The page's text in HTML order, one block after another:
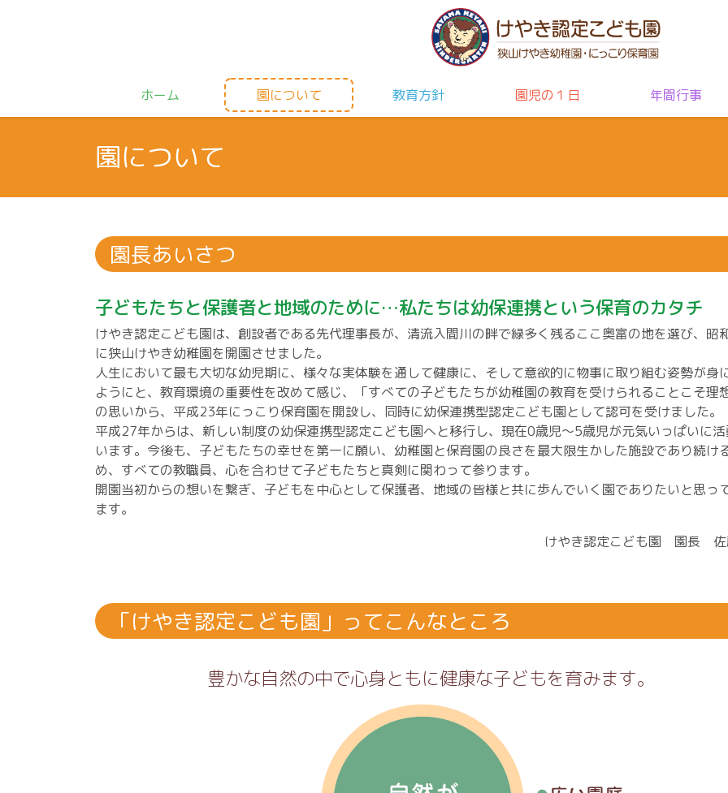
ホーム 園について 教育方針 園児の１日 年間行事
園について
園長あいさつ
子どもたちと保護者と地域のために…私たちは幼保連携という保育のカタチ
けやき認定こども園は、創設者である先代理事長が、清流入間川の畔で緑多く残るここ奥富の地を選び、昭
に狭山けやき幼稚園を開園させました。
人生において最も大切な幼児期に、様々な実体験を通して健康に、そして意欲的に物事に取り組む姿勢が身
ようにと、教育環境の重要性を改めて感じ、「すべての子どもたちが幼稚園の教育を受けられることこそ理
の思いから、平成23年にっこり保育園を開設し、同時に幼保連携型認定こども園として認可を受けました。
平成27年からは、新しい制度の幼保連携型認定こども園へと移行し、現在0歳児～5歳児が元気いっぱいに
います。今後も、子どもたちの幸せを第一に願い、幼稚園と保育園の良さを最大限生かした施設であり続け
め、すべての教職員、心を合わせて子どもたちと真剣に関わって参ります。
開園当初からの想いを繋ぎ、子どもを中心として保護者、地域の皆様と共に歩んでいく園でありたいと思っ
ます。
けやき認定こども園 園長 佐
「けやき認定こども園」ってこんなところ
豊かな自然の中で心身ともに健康な子どもを育みます。